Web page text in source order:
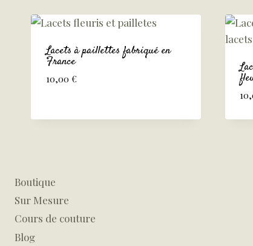
Lacets à paillettes fabriqué en
France
10,00 €
Boutique
Sur Mesure
Cours de couture
Blog